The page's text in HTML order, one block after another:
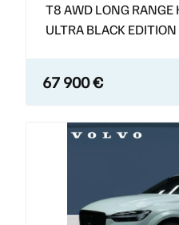
T8 AWD LONG RANGE
ULTRA BLACK EDITION
67 900 €